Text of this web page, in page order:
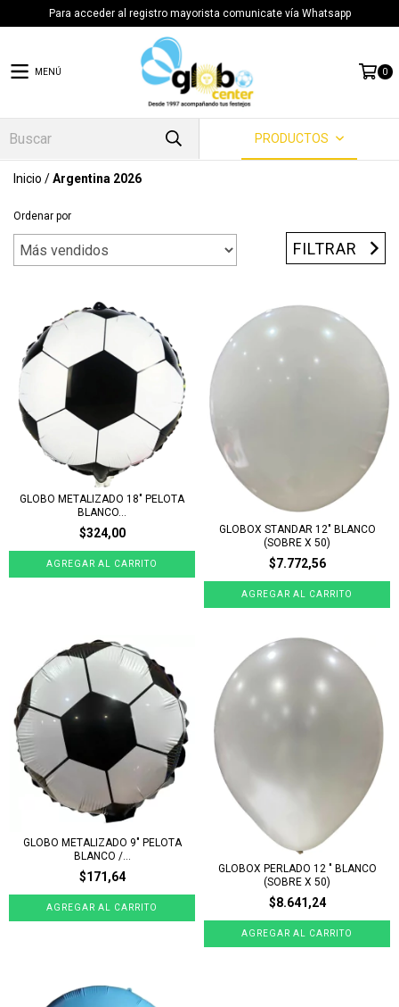
Para acceder al registro mayorista comunicate vía Whatsapp
MENÚ 0
PRODUCTOS
Inicio /Argentina 2026
Ordenar por
FILTRAR
GLOBO METALIZADO 18" PELOTA
BLANCO...
$324,00
GLOBOX STANDAR 12" BLANCO
(SOBRE X 50)
$7.772,56
GLOBO METALIZADO 9" PELOTA
BLANCO /...
$171,64
GLOBOX PERLADO 12 " BLANCO
(SOBRE X 50)
$8.641,24